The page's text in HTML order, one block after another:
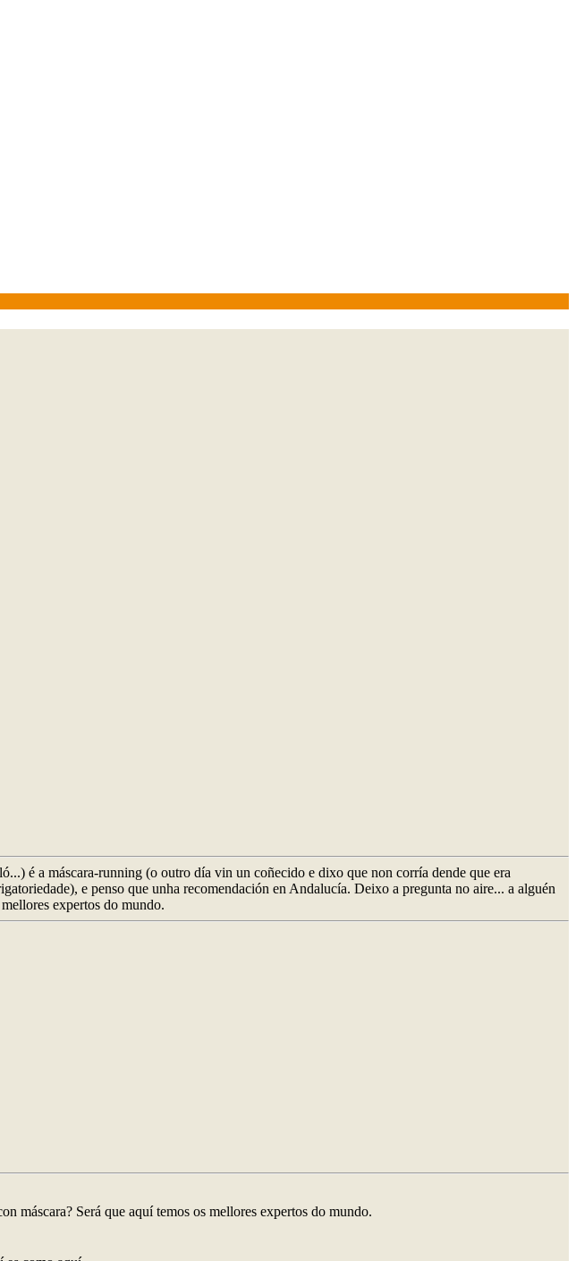
é a máscara-running (o outro día vin un coñecido e dixo que non corría dende que era
e penso que unha recomendación en Andalucía. Deixo a pregunta no aire... a alguén
expertos do mundo.
máscara? Será que aquí temos os mellores expertos do mundo.